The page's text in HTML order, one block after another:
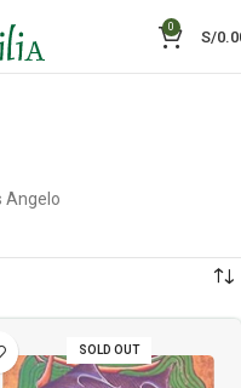
0
S/
Angelo
SOLD OUT